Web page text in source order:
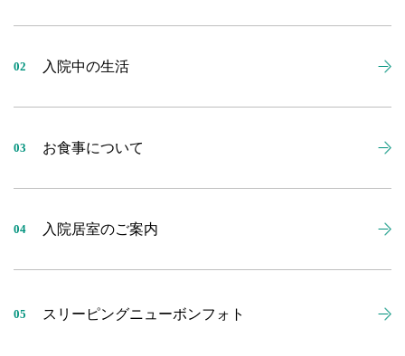
02 入院中の生活
03 お食事について
04 入院居室のご案内
05 スリーピングニューボンフォト